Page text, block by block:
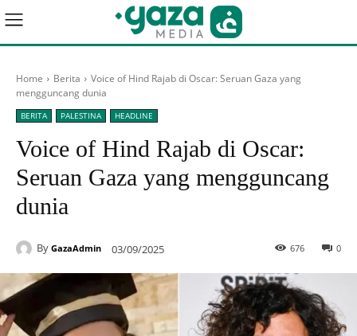
Home Berita
Voice of Hind Rajab di Oscar: Seruan Gaza yang
mengguncang dunia
BERITA PALESTINA HEADLINE
Voice of Hind Rajab di Oscar:
Seruan Gaza yang mengguncang
dunia
By GazaAdmin 03/09/2025 0
676